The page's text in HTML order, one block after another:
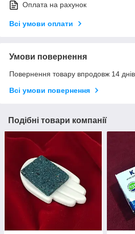
Оплата на рахунок
Всі умови оплати
Умови повернення
Повернення товару впродовж 14
Всі умови повернення
Подібні товари компанії